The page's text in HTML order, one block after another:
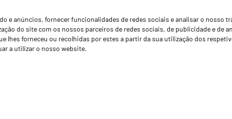
e anúncios, fornecer funcionalidades de redes sociais e analisar o nosso
do site com os nossos parceiros de redes sociais, de publicidade e de
lhes forneceu ou recolhidas por estes a partir da sua utilização dos
a utilizar o nosso website.
Floresta
Notícias
Concessionários